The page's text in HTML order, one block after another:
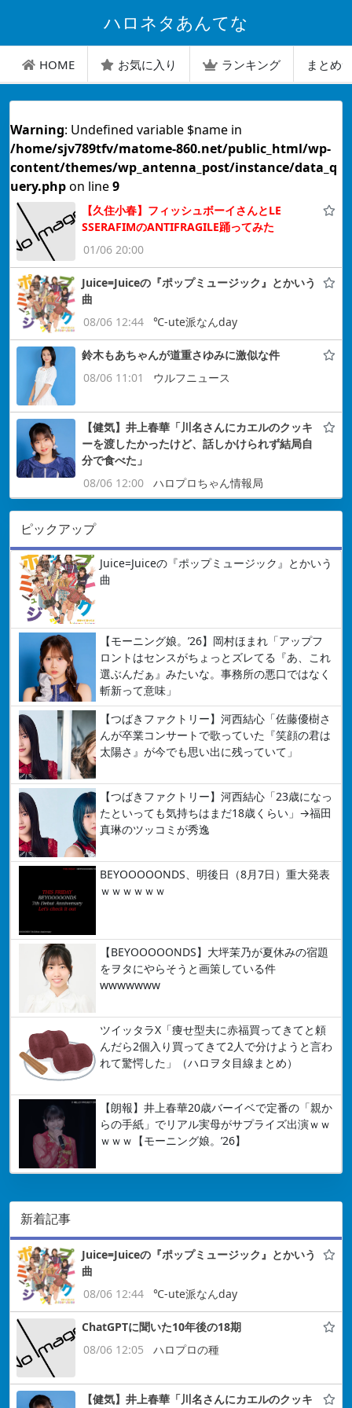
ハロネタあんてな
HOME お気に入り ランキング まとめ
Warning: Undefined variable $name in
/home/sjv789tfv/matome-860.net/public_html/wp-
content/themes/wp_antenna_post/instance/data_q
uery.phpon line9
【久住小春】フィッシュボーイさんとLE
SSERAFIMのANTIFRAGILE踊ってみた
01/06 20:00
Juice=Juiceの『ポップミュージック』とかいう
曲
08/06 12:44
℃-ute派なんday
鈴木もあちゃんが道重さゆみに激似な件
08/06 11:01
ウルフニュース
【健気】井上春華「川名さんにカエルのクッキ
ーを渡したかったけど、話しかけられず結局自
分で食べた」
08/06 12:00
ハロプロちゃん情報局
ピックアップ
Juice=Juiceの『ポップミュージック』とかいう
曲
【モーニング娘。’26】岡村ほまれ「アップフ
ロントはセンスがちょっとズレてる『あ、これ
選ぶんだぁ』みたいな。事務所の悪口ではなく
斬新って意味」
【つばきファクトリー】河西結心「佐藤優樹さ
んが卒業コンサートで歌っていた『笑顔の君は
太陽さ』が今でも思い出に残っていて」
【つばきファクトリー】河西結心「23歳になっ
たといっても気持ちはまだ18歳くらい」→福田
真琳のツッコミが秀逸
BEYOOOOONDS、明後日（8月7日）重大発表
ｗｗｗｗｗｗ
【BEYOOOOONDS】大坪茉乃が夏休みの宿題
をヲタにやらそうと画策している件
wwwwwww
ツイッタラX「痩せ型夫に赤福買ってきてと頼
んだら2個入り買ってきて2人で分けようと言わ
れて驚愕した」（ハロヲタ目線まとめ）
【朗報】井上春華20歳バーイベで定番の「親か
らの手紙」でリアル実母がサプライズ出演ｗｗ
ｗｗｗ【モーニング娘。’26】
新着記事
Juice=Juiceの『ポップミュージック』とかいう
曲
08/06 12:44
℃-ute派なんday
ChatGPTに聞いた10年後の18期
08/06 12:05
ハロプロの種
【健気】井上春華「川名さんにカエルのクッキ